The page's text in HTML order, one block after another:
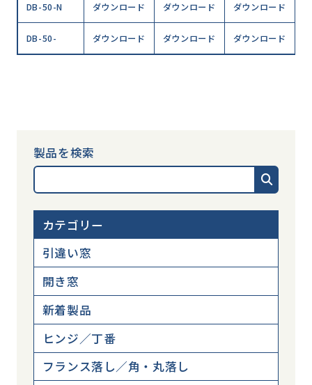
DB-50-N ダウンロード ダウンロード ダウンロード
DB-50- ダウンロード ダウンロード ダウンロード
製品を検索
カテゴリー
引違い窓
開き窓
新着製品
ヒンジ／丁番
フランス落し／角・丸落し